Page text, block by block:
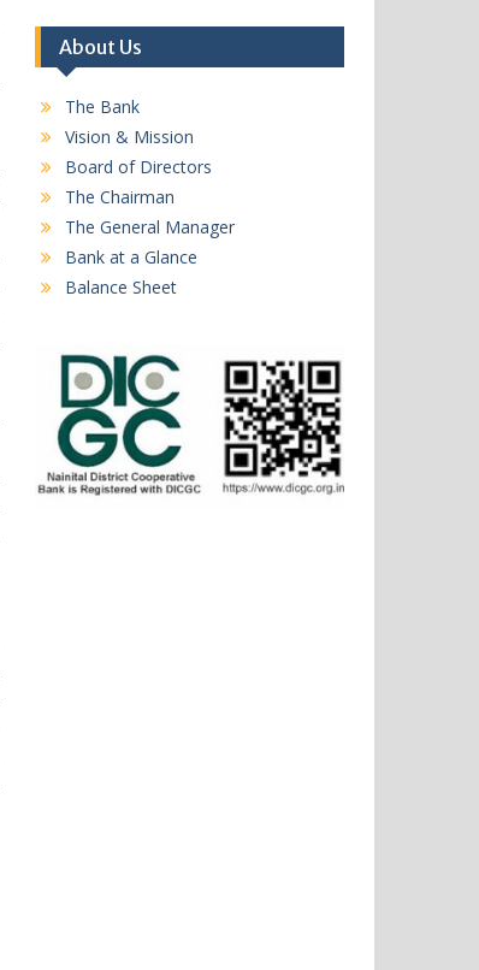
About Us
The Bank
Vision & Mission
Board of Directors
The Chairman
The General Manager
Bank at a Glance
Balance Sheet